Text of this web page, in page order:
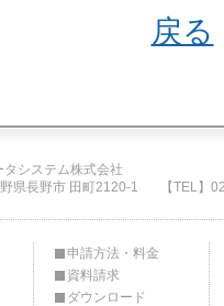
戻る
タシステム株式会社
県長野市 田町2120-1
【TEL】
申請方法・料金
資料請求
ダウンロード